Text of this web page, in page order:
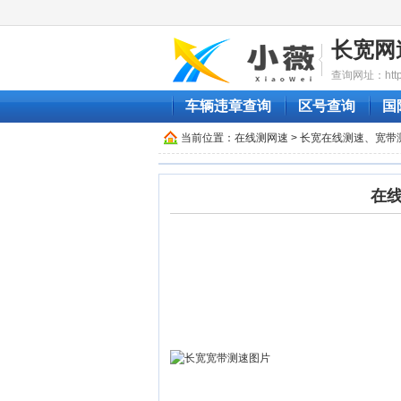
长宽
查询网址：
车辆违章查询 区号查询 国
当前位置： 在线测网速 > 长宽在线测速、宽带
在